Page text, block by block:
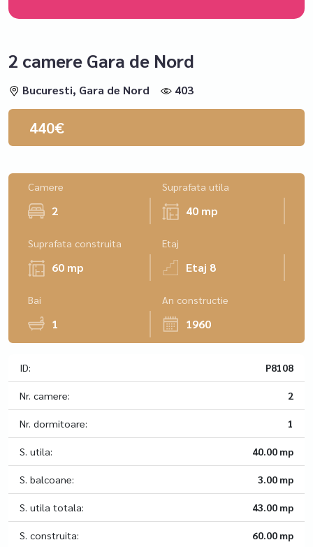
2 camere Gara de Nord
Bucuresti, Gara de Nord 403
440€
Camere
2
Suprafata utila
40 mp
Suprafata construita
60 mp
Etaj
Etaj 8
Bai
1
An constructie
1960
ID: P8108
Nr. camere: 2
Nr. dormitoare: 1
S. utila: 40.00 mp
S. balcoane: 3.00 mp
S. utila totala: 43.00 mp
S. construita: 60.00 mp